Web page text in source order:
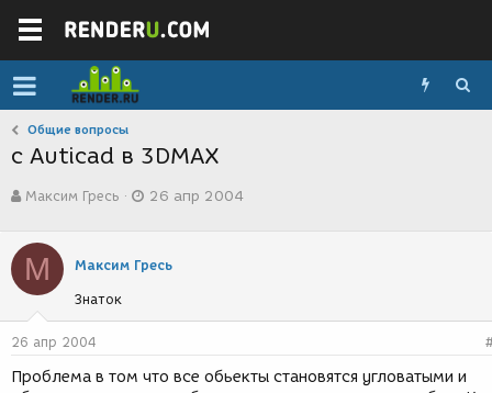
Общие вопросы
с Auticad в 3DMAX
в
о
р
т
е
м
ы
Максим Гресь
а
с
д
и
26 апр 2004
М Максим Гресь
Знаток
26 апр 2004
Проблема в том что все обьекты становятся угловатыми и